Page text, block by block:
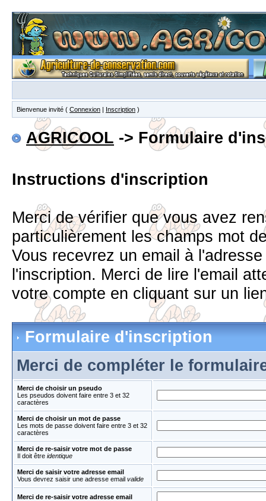
Bienvenue invité ( Connexion | Inscription )
AGRICOOL -> Formulaire
Instructions d'inscription
Merci de vérifier que vous avez
particulièrement les champs mot
Vous recevrez un email à
l'inscription. Merci de lire l'email
votre compte en cliquant sur un
Formulaire d'inscription
Merci de compléter le
Merci de choisir un pseudo
Les pseudos doivent faire entre 3 et 32
caractères
Merci de choisir un mot de passe
Les mots de passe doivent faire entre 3 et 32
caractères
Merci de re-saisir votre mot de passe
Il doit être identique
Merci de saisir votre adresse email
Vous devrez saisir une adresse email valide
Merci de re-saisir votre adresse email